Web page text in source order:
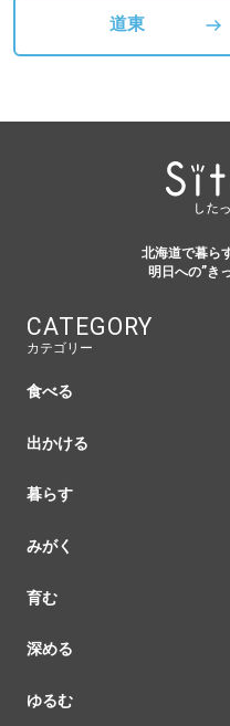
道東
北海道で暮ら
明日への”き
CATEGORY
カテゴリー
食べる
出かける
暮らす
みがく
育む
深める
ゆるむ